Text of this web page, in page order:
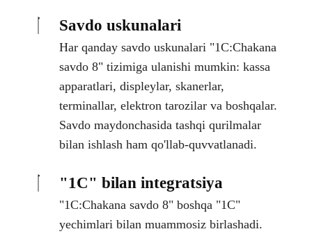
Savdo uskunalari
Har qanday savdo uskunalari "1C:Сhakana
savdo 8" tizimiga ulanishi mumkin: kassa
apparatlari, displeylar, skanerlar,
terminallar, elektron tarozilar va boshqalar.
Savdo maydonchasida tashqi qurilmalar
bilan ishlash ham qo'llab-quvvatlanadi.
"1C" bilan integratsiya
"1C:Chakana savdo 8" boshqa "1C"
yechimlari bilan muammosiz birlashadi.